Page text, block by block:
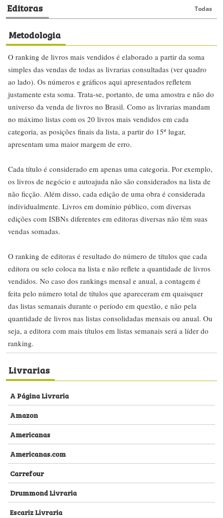
Editoras Todas
Metodologia
O ranking de livros mais vendidos é elaborado a partir da soma
simples das vendas de todas as livrarias consultadas (ver quadro
ao lado). Os números e gráficos aqui apresentados refletem
justamente esta soma. Trata-se, portanto, de uma amostra e não do
universo da venda de livros no Brasil. Como as livrarias mandam
no máximo listas com os 20 livros mais vendidos em cada
categoria, as posições finais da lista, a partir do 15º lugar,
apresentam uma maior margem de erro.
Cada título é considerado em apenas uma categoria. Por exemplo,
os livros de negócio e autoajuda não são considerados na lista de
não ficção. Além disso, cada edição de uma obra é considerada
individualmente. Livros em domínio público, com diversas
edições com ISBNs diferentes em editoras diversas não têm suas
vendas somadas.
O ranking de editoras é resultado do número de títulos que cada
editora ou selo coloca na lista e não reflete a quantidade de livros
vendidos. No caso dos rankings mensal e anual, a contagem é
feita pelo número total de títulos que apareceram em quaisquer
das listas semanais durante o período em questão, e não pela
quantidade de livros nas listas consolidadas mensais ou anual. Ou
seja, a editora com mais títulos em listas semanais será a líder do
ranking.
Livrarias
A Página Livraria
Amazon
Americanas
Americanas.com
Carrefour
Drummond Livraria
Escariz Livraria